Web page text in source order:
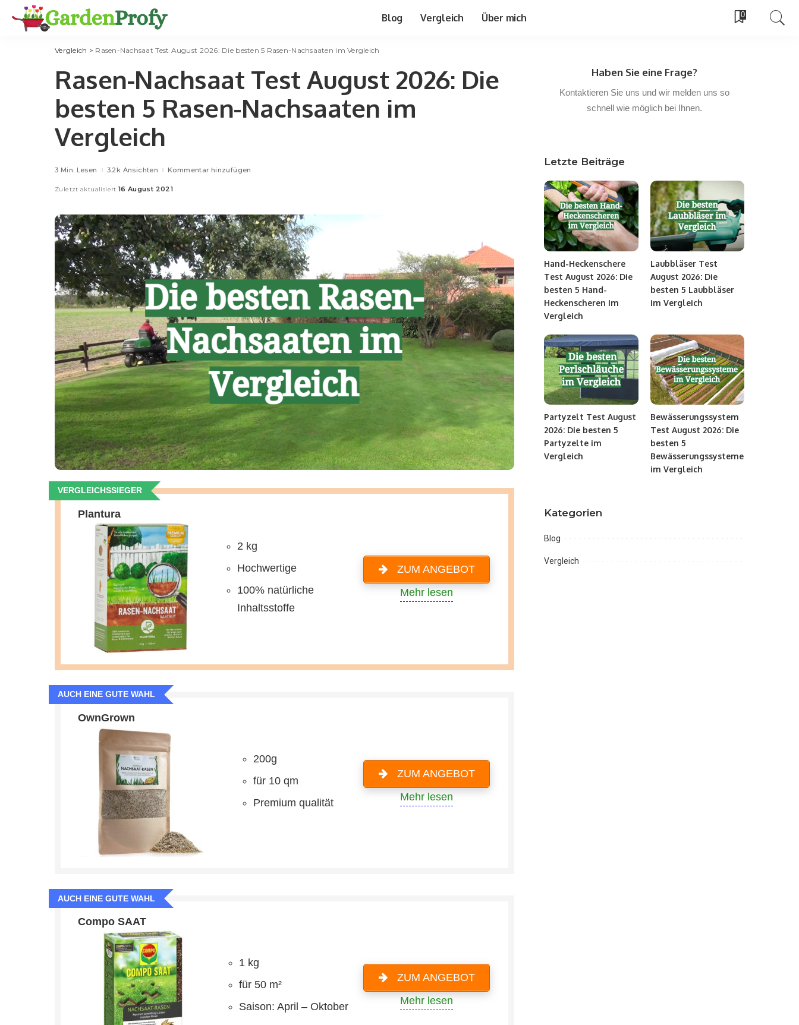
Blog Vergleich Über mich 0
Vergleich > Rasen-Nachsaat Test August 2026: Die besten 5 Rasen-Nachsaaten im Vergleich
Rasen-Nachsaat Test August 2026: Die
besten 5 Rasen-Nachsaaten im
Vergleich
3 Min. Lesen 3.2k Ansichten Kommentar hinzufügen
Zuletzt aktualisiert 16 August 2021
VERGLEICHSSIEGER
Plantura
2 kg
Hochwertige
100% natürliche
Inhaltsstoffe
ZUM ANGEBOT
Mehr lesen
AUCH EINE GUTE WAHL
OwnGrown
200g
für 10 qm
Premium qualität
ZUM ANGEBOT
Mehr lesen
AUCH EINE GUTE WAHL
Compo SAAT
1 kg
für 50 m²
Saison: April – Oktober
ZUM ANGEBOT
Mehr lesen
Haben Sie eine Frage?
Kontaktieren Sie uns und wir melden uns so
schnell wie möglich bei Ihnen.
Letzte Beiträge
Hand-Heckenschere
Test August 2026: Die
besten 5 Hand-
Heckenscheren im
Vergleich
Laubbläser Test
August 2026: Die
besten 5 Laubbläser
im Vergleich
Partyzelt Test August
2026: Die besten 5
Partyzelte im
Vergleich
Bewässerungssystem
Test August 2026: Die
besten 5
Bewässerungssysteme
im Vergleich
Kategorien
Blog
Vergleich